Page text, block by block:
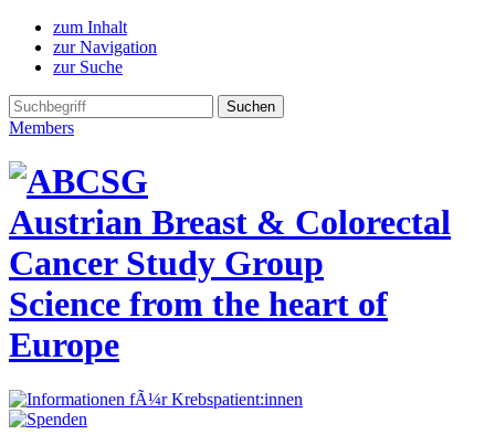
zum Inhalt
zur Navigation
zur Suche
Members
Austrian Breast & Colorectal
Cancer Study Group
Science from the heart of
Europe